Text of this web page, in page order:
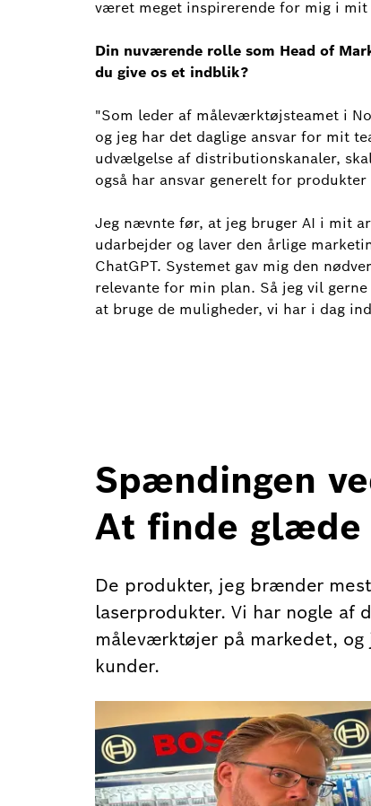
været meget inspirerende for mig i mit
Din nuværende rolle som Head of
du give os et indblik?
"Som leder af måleværktøjsteamet i
og jeg har det daglige ansvar for mit
udvælgelse af distributionskanaler,
også har ansvar generelt for
Jeg nævnte før, at jeg bruger AI i mit
udarbejder og laver den årlige
ChatGPT. Systemet gav mig den
relevante for min plan. Så jeg vil
at bruge de muligheder, vi har i dag
Spændingen
At finde glæde
De produkter, jeg brænder
laserprodukter. Vi har nogle af
måleværktøjer på markedet,
kunder.